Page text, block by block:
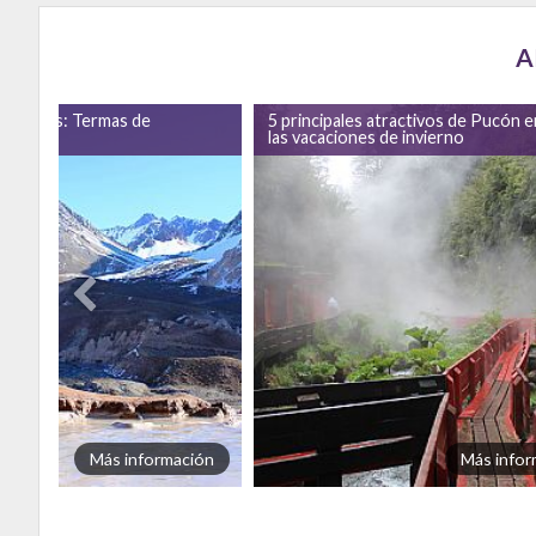
Termas de
Más información
5 principales atractivos de Pucón
las vacaciones de invierno
Más